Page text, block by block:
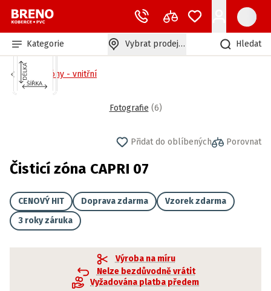
Kategorie Vybrat prodejnu Hledat
Čistící zóny - vnitřní
Fotografie (6)
Přidat do oblíbených Porovnat
Čisticí zóna CAPRI 07
CENOVÝ HIT Doprava zdarma
Vzorek zdarma
3 roky záruka
Výroba na míru
Nelze bezdůvodně vrátit
Vyžadována platba předem